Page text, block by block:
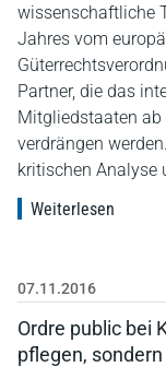
wissenschaftliche
Jahres vom
Partner, die das
Mitgliedstaaten
verdrängen
kritischen Analyse
Weiterlesen
07.11.2016
Ordre public bei
pflegen,